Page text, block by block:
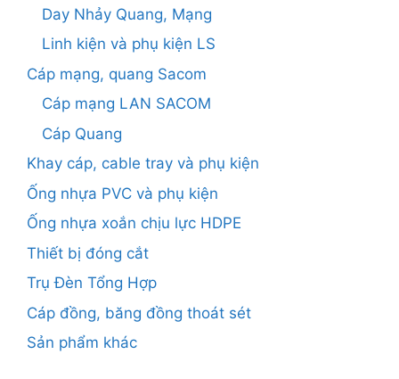
Day Nhảy Quang, Mạng
Linh kiện và phụ kiện LS
Cáp mạng, quang Sacom
Cáp mạng LAN SACOM
Cáp Quang
Khay cáp, cable tray và phụ kiện
Ống nhựa PVC và phụ kiện
Ống nhựa xoắn chịu lực HDPE
Thiết bị đóng cắt
Trụ Đèn Tổng Hợp
Cáp đồng, băng đồng thoát sét
Sản phẩm khác